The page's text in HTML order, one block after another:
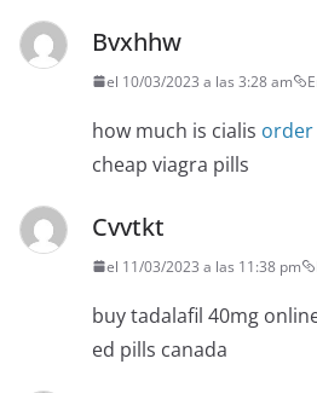
Bvxhhw
el 10/03/2023 a las 3:28 am
how much is cialis order
cheap viagra pills
Cvvtkt
el 11/03/2023 a las 11:38 pm
buy tadalafil 40mg
ed pills canada